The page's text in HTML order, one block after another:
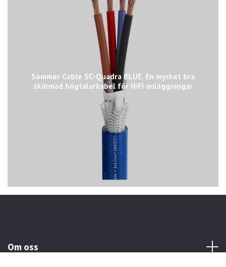
Sommer Cable SC-Quadra BLUE. En mycket bra
skärmad högtalarkabel för HiFI anläggningar
Om oss